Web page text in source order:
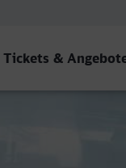
Tickets &